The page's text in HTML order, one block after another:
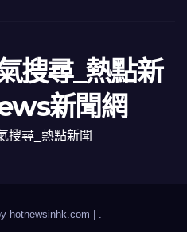
搜尋_熱點新
新聞網
搜尋_熱點新聞
hotnewsinhk.com |